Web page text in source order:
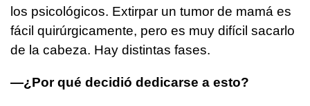
los psicológicos. Extirpar un tumor de mamá es
fácil quirúrgicamente, pero es muy difícil sacarlo
de la cabeza. Hay distintas fases.
—¿Por qué decidió dedicarse a esto?